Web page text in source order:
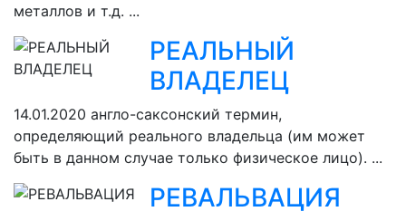
металлов и т.д. ...
РЕАЛЬНЫЙ
ВЛАДЕЛЕЦ
14.01.2020 англо-саксонский термин,
определяющий реального владельца (им может
быть в данном случае только физическое лицо). ...
РЕВАЛЬВАЦИЯ